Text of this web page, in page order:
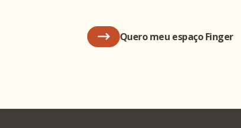
Quero meu espaço Finger